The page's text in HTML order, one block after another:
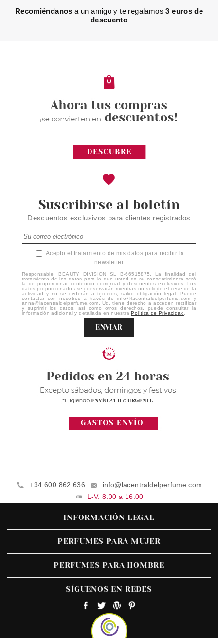
Recomiéndanos a un amigo y te regalamos3 euros de
descuento
Suscribirse al boletín
Descuentos exclusivos para clientes registrados
Acepto el tratamiento de mis datos para recibir la
newsletter
Responsable: BEAUTY DIVISION SL B-66515875. La finalidad del
tratamiento de los datos para la que usted da su consentimiento será
la de proporcionar contenido comercial y descuentos exclusivos. Los
datos proporcionados se conservarán mientras no solicite el cese de la
actividad y no se cederán a terceros, salvo obligación legal. Puede
contactar con nosotros a través de info@lacentraldelperfume.com y
anna@lacentraldelperfume.com. Ud. tiene derecho a acceder, rectificar
y suprimir los datos, así como otros derechos, puede consultar la
información adicional y detallada en nuestraPolítica de Privacidad
ENVIAR
+34 600 862 636
info@lacentraldelperfume.com
L-V: 8:00 a 16:00
INFORMACIÓN LEGAL
PERFUMES PARA MUJER
PERFUMES PARA HOMBRE
SÍGUENOS EN REDES